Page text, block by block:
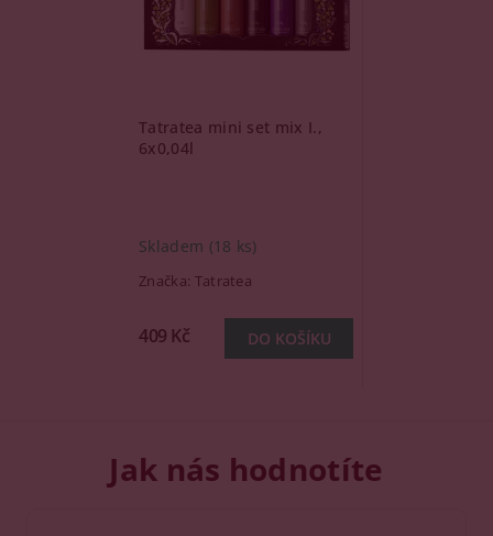
Tatratea mini set mix I.,
6x0,04l
Skladem (18 ks)
Značka: Tatratea
409 Kč
Jak nás hodnotíte